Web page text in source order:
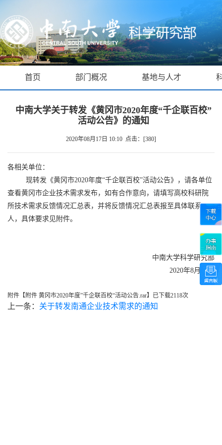
首页 部门概况 基地与人才
中南大学关于转发《黄冈市2020年度“千企联百校”
活动公告》的通知
2020年08月17日 10:10 点击：[380]
各相关单位：
现转发《黄冈市2020年度“千企联百校”活动公告》，请各单位
查看黄冈市企业技术需求发布，如有合作意向，请填写高校科研院
所技术需求反馈情况汇总表，并将反馈情况汇总表报至具体联系
人，具体要求见附件。
中南大学科学研究部
2020年8月 17日
附件【 附件 黄冈市2020年度”千企联百校“活动公告.rar】已下载2118次
上一条： 关于转发南通企业技术需求的通知